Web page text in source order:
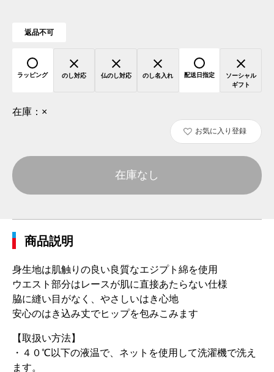
返品不可
ラッピング のし対応 仏のし対応 のし名入れ 配送日指定
ソーシャル
ギフト
在庫： ×
お気に入り登録
在庫なし
商品説明
身生地は肌触りの良い良質なエジプト綿を使用
ウエスト部分はレースが肌に直接あたらない仕様
脇に縫い目がなく、やさしいはき心地
安心のはき込み丈でヒップを包みこみます
【取扱い方法】
・４０℃以下の液温で、ネットを使用して洗濯機で洗え
ます。